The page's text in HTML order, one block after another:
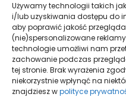
Używamy technologii takich
i/lub uzyskiwania dostępu do
aby poprawić jakość
(nie)spersonalizowane
technologie umożliwi nam
zachowanie podczas
tej stronie. Brak wyrażenia
niekorzystnie wpłynąć na
znajdziesz wpolityce
Finanse i inwestycje
Turystyka
Redakcja
Polityka